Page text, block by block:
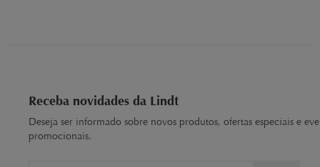
Receba novidades da Lindt
Deseja ser informado sobre novos produtos, ofertas especiais e
promocionais.